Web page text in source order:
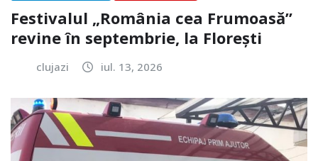
Festivalul „România cea Frumoasă”
revine în septembrie, la Florești
clujazi iul. 13, 2026